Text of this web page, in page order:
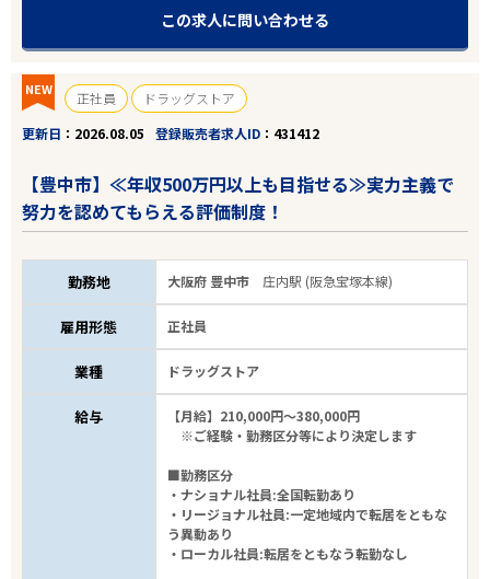
この求人に問い合わせる
NEW 正社員
ドラッグストア
更新日
2026.08.05 登録販売者求人ID 431412
【豊中市】≪年収500万円以上も目指せる≫実力主義で
努力を認めてもらえる評価制度！
勤務地 大阪府 豊中市 庄内駅 (阪急宝塚本線)
雇用形態 正社員
業種 ドラッグストア
給与
【月給】210,000円～380,000円
※ご経験・勤務区分等により決定します
■勤務区分
・ナショナル社員:全国転勤あり
・リージョナル社員:一定地域内で転居をともな
う異動あり
・ローカル社員:転居をともなう転勤なし